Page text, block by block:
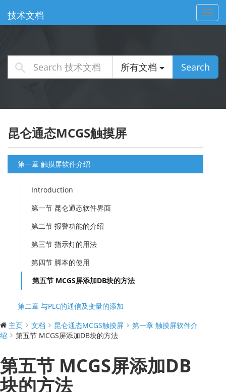
技术文档
所有文档 Search
昆仑通态MCGS触摸屏
第一章 触摸屏软件介绍
Introduction
第一节 昆仑通态软件界面
第二节 报警功能的介绍
第三节 指示灯的用法
第四节 脚本的使用
第五节 MCGS屏添加DB块的方法
第二章 与PLC的通信及变量的添加
主页
文档 昆仑通态MCGS触摸屏
第一章 触摸屏软件介
绍
第五节 MCGS屏添加DB块的方法
第五节 MCGS屏添加DB
块的方法